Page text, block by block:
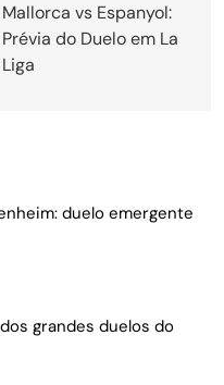
Mallorca vs Espanyol:
Prévia do Duelo em La
Liga
duelo emergente
dos grandes duelos do